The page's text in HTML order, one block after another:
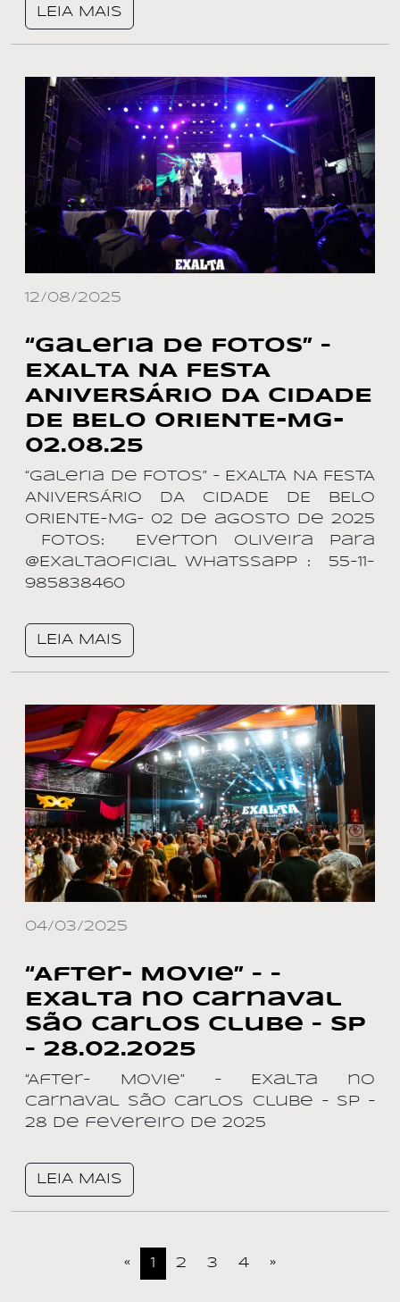
LEIA MAIS
12/08/2025
“Galeria de Fotos” –
EXALTA NA FESTA
ANIVERSÁRIO DA CIDADE
DE BELO ORIENTE-MG-
02.08.25
“Galeria de Fotos” – EXALTA NA FESTA
ANIVERSÁRIO DA CIDADE DE BELO
ORIENTE-MG– 02 de agosto de 2025
Fotos: Everton Oliveira para
@ExaltaOficial Whatssapp : 55-11-
985838460
LEIA MAIS
04/03/2025
“After- Movie” – –
Exalta no Carnaval
São Carlos Clube – SP
– 28.02.2025
“After- Movie” – Exalta no
Carnaval São Carlos Clube – SP –
28 de fevereiro de 2025
LEIA MAIS
« 1 2 3 4 »